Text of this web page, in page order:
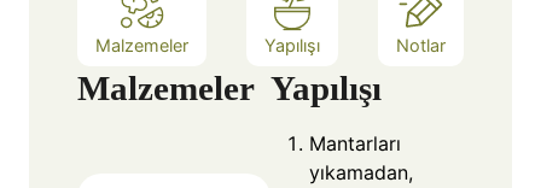
Malzemeler Yapılışı Notlar
Malzemeler Yapılışı
Mantarları
yıkamadan,